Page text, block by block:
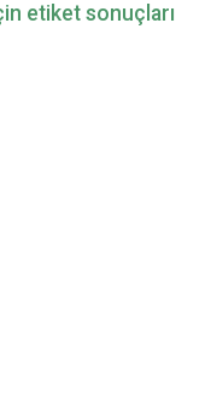
etiket sonuçları